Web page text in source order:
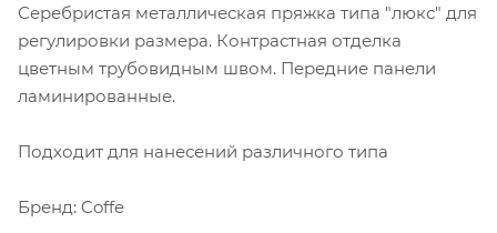
Серебристая металлическая пряжка типа "люкс" для
регулировки размера. Контрастная отделка
цветным трубовидным швом. Передние панели
ламинированные.
Подходит для нанесений различного типа
Бренд: Coffe